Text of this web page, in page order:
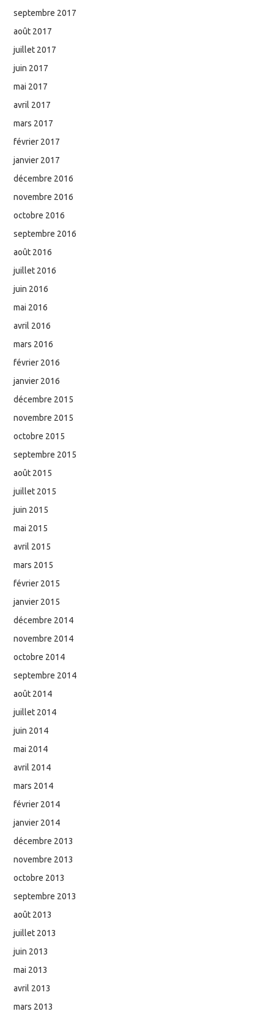
septembre 2017
août 2017
juillet 2017
juin 2017
mai 2017
avril 2017
mars 2017
février 2017
janvier 2017
décembre 2016
novembre 2016
octobre 2016
septembre 2016
août 2016
juillet 2016
juin 2016
mai 2016
avril 2016
mars 2016
février 2016
janvier 2016
décembre 2015
novembre 2015
octobre 2015
septembre 2015
août 2015
juillet 2015
juin 2015
mai 2015
avril 2015
mars 2015
février 2015
janvier 2015
décembre 2014
novembre 2014
octobre 2014
septembre 2014
août 2014
juillet 2014
juin 2014
mai 2014
avril 2014
mars 2014
février 2014
janvier 2014
décembre 2013
novembre 2013
octobre 2013
septembre 2013
août 2013
juillet 2013
juin 2013
mai 2013
avril 2013
mars 2013